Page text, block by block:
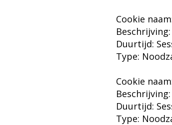
Cookie
Duurtijd:
Type:
Cookie
Duurtijd:
Type: